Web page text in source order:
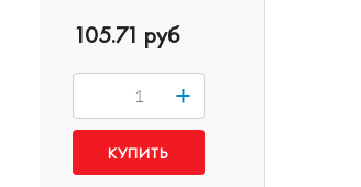
105.71 руб
+